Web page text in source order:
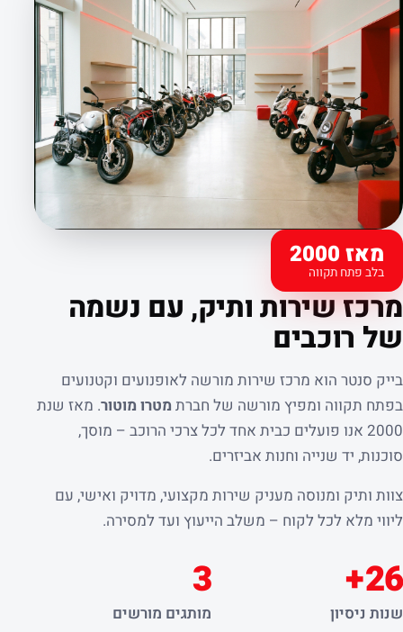
מאז 2000
בלב פתח תקווה
קצת עלינו
מרכז שירות ותיק, עם נשמה
של רוכבים
בייק סנטר הוא מרכז שירות מורשה לאופנועים וקטנועים
בפתח תקווה ומפיץ מורשה של חברת מטרו מוטור. מאז שנת
2000 אנו פועלים כבית אחד לכל צרכי הרוכב – מוסך,
סוכנות, יד שנייה וחנות אביזרים.
צוות ותיק ומנוסה מעניק שירות מקצועי, מדויק ואישי, עם
ליווי מלא לכל לקוח – משלב הייעוץ ועד למסירה.
26+
שנות ניסיון
3
מותגים מורשים